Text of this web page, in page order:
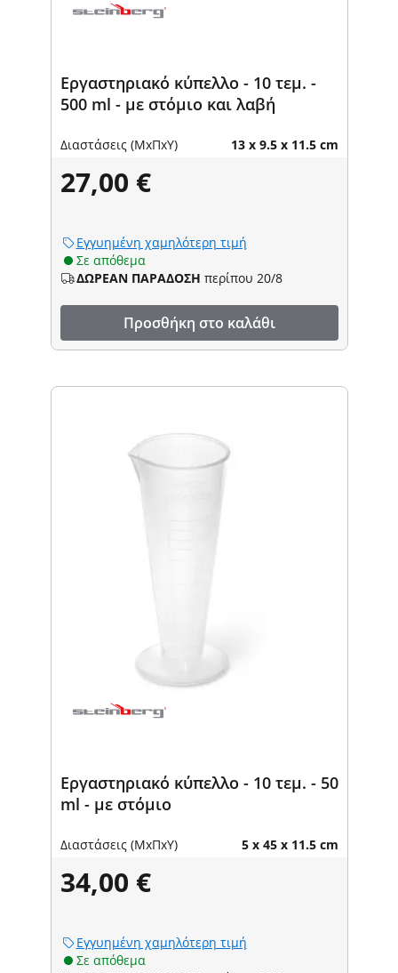
Εργαστηριακό κύπελλο - 10 τεμ. -
500 ml - με στόμιο και λαβή
Διαστάσεις (ΜxΠxΥ) 13 x 9.5 x 11.5 cm
27,00 €
Εγγυημένη χαμηλότερη τιμή
Σε απόθεμα
ΔΩΡΕΑΝ ΠΑΡΑΔΟΣΗ περίπου 20/8
Προσθήκη στο καλάθι
Εργαστηριακό κύπελλο - 10 τεμ. - 50
ml - με στόμιο
Διαστάσεις (ΜxΠxΥ) 5 x 45 x 11.5 cm
34,00 €
Εγγυημένη χαμηλότερη τιμή
Σε απόθεμα